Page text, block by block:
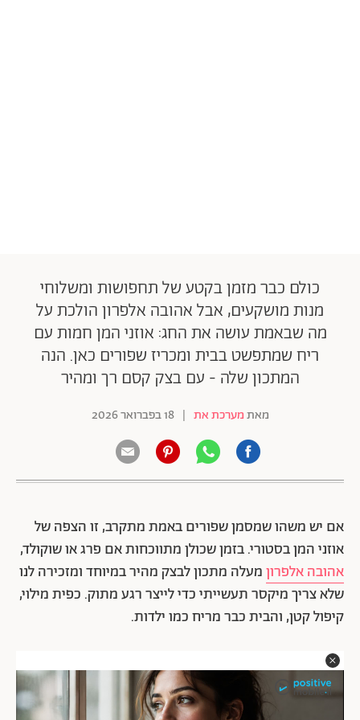
כולם כבר מזמן בקטע של תחפושות ומשלוחי
מנות מושקעים, אבל אהובה אלפרון הולכת על
מה שבאמת עושה את החג: אוזני המן חמות עם
ריח שמתפשט בבית ומכריז שפורים כאן. הנה
המתכון שלה - עם בצק קסם רך ומהיר
מאתמערכת את | 18 בפברואר 2026
אם יש משהו שמסמן שפורים באמת מתקרב, זו הצפה של
אוזני המן בסטורי. בזמן שכולן מתווכחות אם פרג או שוקולד,
אהובה אלפרוןמעלה מתכון לבצק מהיר במיוחד ומזכירה לנו
שלא צריך מיקסר תעשייתי כדי לייצר רגע מתוק. כפית מילוי,
קיפול קטן, והבית כבר מריח כמו ילדות.